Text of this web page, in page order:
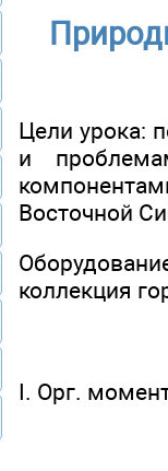
Цели урока:
и
Восточной
коллекция
I. Орг.